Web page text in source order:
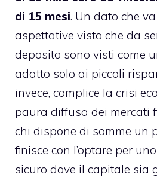
di 15 mesi. Un dato che
aspettative visto che da
deposito sono visti come
adatto solo ai piccoli
invece, complice la crisi
paura diffusa dei mercati
chi dispone di somme un
finisce con l’optare per
sicuro dove il capitale sia